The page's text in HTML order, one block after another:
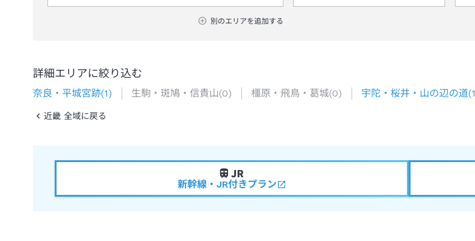
別のエリアを追加する
詳細エリアに絞り込む
奈良・平城宮跡(1) 生駒・斑鳩・信貴山(0) 橿原・飛鳥・葛城(0) 宇陀・桜井・山の辺の道(1
近畿 全域に戻る
新幹線・JR付きプラン